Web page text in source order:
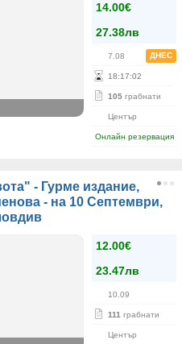
14.00€
27.38лв
7.08 ДНЕС
18:17:01
105 грабнати
Център
Онлайн резервация
- Гурме издание,
- на 10 Септември,
12.00€
23.47лв
10.09
111 грабнати
Център